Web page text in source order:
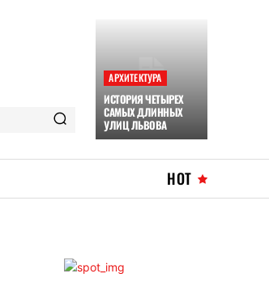
АРХИТЕКТУРА
ИСТОРИЯ ЧЕТЫРЕХ
САМЫХ ДЛИННЫХ
УЛИЦ ЛЬВОВА
HOT